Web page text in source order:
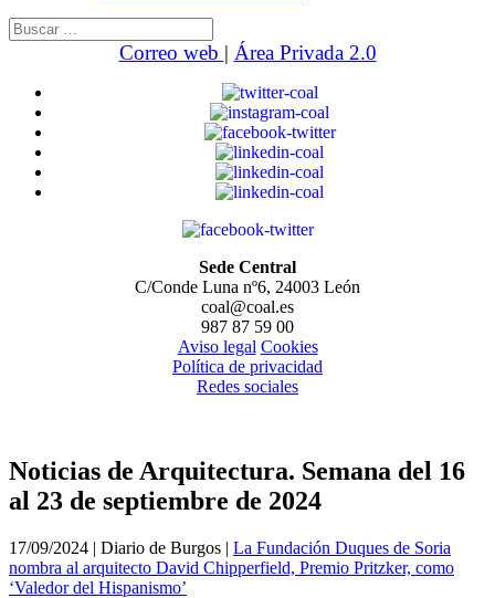
Buscar:
Correo web | Área Privada 2.0
Sede Central
C/Conde Luna nº6, 24003 León
coal@coal.es
987 87 59 00
Aviso legal Cookies
Política de privacidad
Redes sociales
Noticias de Arquitectura. Semana del 16
al 23 de septiembre de 2024
17/09/2024 | Diario de Burgos | La Fundación Duques de Soria
nombra al arquitecto David Chipperfield, Premio Pritzker, como
‘Valedor del Hispanismo’